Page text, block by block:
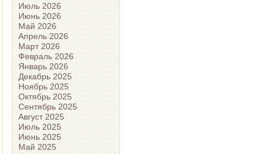
Июль 2026
Июнь 2026
Май 2026
Апрель 2026
Март 2026
Февраль 2026
Январь 2026
Декабрь 2025
Ноябрь 2025
Октябрь 2025
Сентябрь 2025
Август 2025
Июль 2025
Июнь 2025
Май 2025